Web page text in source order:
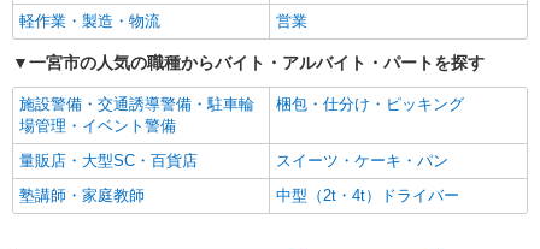
軽作業・製造・物流 営業
一宮市の人気の職種からバイト・アルバイト・パートを探す
施設警備・交通誘導警備・駐車輪
場管理・イベント警備
梱包・仕分け・ピッキング
量販店・大型SC・百貨店
スイーツ・ケーキ・パン
塾講師・家庭教師
中型（2t・4t）ドライバー